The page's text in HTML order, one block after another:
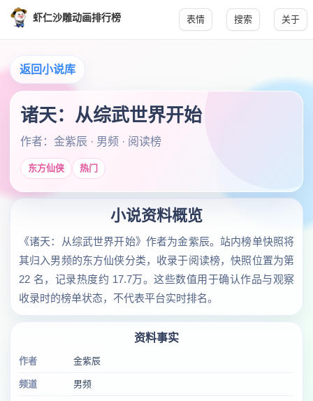
虾仁沙雕动画排行榜 表情 搜索 关于
返回小说库
诸天：从综武世界开始
作者：金紫辰 · 男频 · 阅读榜
东方仙侠 热门
小说资料概览
《诸天：从综武世界开始》作者为金紫辰。站内榜单快照将
其归入男频的东方仙侠分类，收录于阅读榜，快照位置为第
22 名，记录热度约 17.7万。这些数值用于确认作品与观察
收录时的榜单状态，不代表平台实时排名。
资料事实
作者 金紫辰
频道 男频